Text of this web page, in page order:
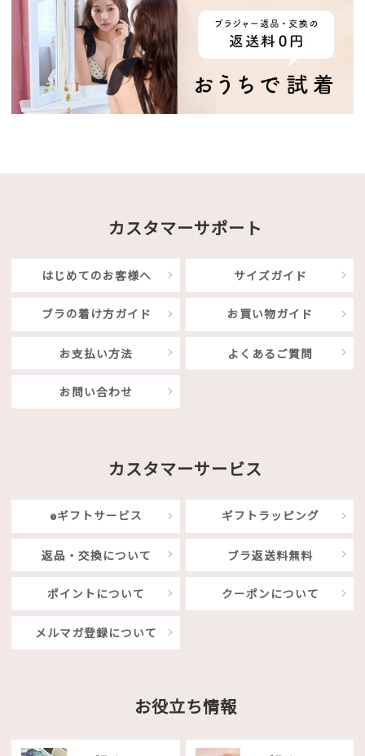
カスタマーサポート
はじめてのお客様へ サイズガイド
ブラの着け方ガイド お買い物ガイド
お支払い方法 よくあるご質問
お問い合わせ
カスタマーサービス
eギフトサービス ギフトラッピング
返品・交換について ブラ返送料無料
ポイントについて クーポンについて
メルマガ登録について
お役立ち情報